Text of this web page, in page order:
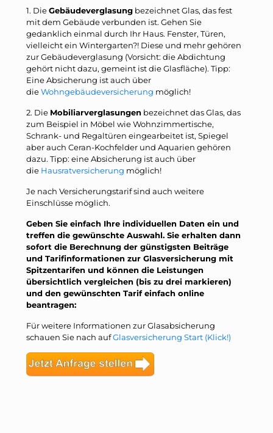
1. DieGebäudeverglasung bezeichnet Glas, das fest
mit dem Gebäude verbunden ist. Gehen Sie
gedanklich einmal durch Ihr Haus. Fenster, Türen,
vielleicht ein Wintergarten?! Diese und mehr gehören
zur Gebäudeverglasung (Vorsicht: die Abdichtung
gehört nicht dazu, gemeint ist die Glasfläche). Tipp:
Eine Absicherung ist auch über
dieWohngebäudeversicherung möglich!
2. Die Mobiliarverglasungen bezeichnet das Glas, das
zum Beispiel in Möbel wie Wohnzimmertische,
Schrank- und Regaltüren eingearbeitet ist, Spiegel
aber auch Ceran-Kochfelder und Aquarien gehören
dazu. Tipp: eine Absicherung ist auch über
die Hausratversicherung möglich!
Je nach Versicherungstarif sind auch weitere
Einschlüsse möglich.
Geben Sie einfach Ihre individuellen Daten ein und
treffen die gewünschte Auswahl. Sie erhalten dann
sofort die Berechnung der günstigsten Beiträge
und Tarifinformationen zur Glasversicherung mit
Spitzentarifen und können die Leistungen
übersichtlich vergleichen (bis zu drei markieren)
und den gewünschten Tarif einfach online
beantragen:
Für weitere Informationen zur Glasabsicherung
schauen Sie nach aufGlasversicherung Start (Klick!)